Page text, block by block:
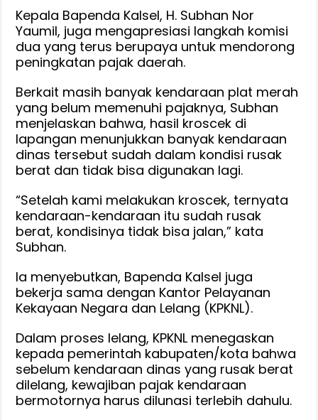
Kepala Bapenda Kalsel, H. Subhan Nor
Yaumil, juga mengapresiasi langkah komisi
dua yang terus berupaya untuk mendorong
peningkatan pajak daerah.
Berkait masih banyak kendaraan plat merah
yang belum memenuhi pajaknya, Subhan
menjelaskan bahwa, hasil kroscek di
lapangan menunjukkan banyak kendaraan
dinas tersebut sudah dalam kondisi rusak
berat dan tidak bisa digunakan lagi.
“Setelah kami melakukan kroscek, ternyata
kendaraan-kendaraan itu sudah rusak
berat, kondisinya tidak bisa jalan,” kata
Subhan.
Ia menyebutkan, Bapenda Kalsel juga
bekerja sama dengan Kantor Pelayanan
Kekayaan Negara dan Lelang (KPKNL).
Dalam proses lelang, KPKNL menegaskan
kepada pemerintah kabupaten/kota bahwa
sebelum kendaraan dinas yang rusak berat
dilelang, kewajiban pajak kendaraan
bermotornya harus dilunasi terlebih dahulu.